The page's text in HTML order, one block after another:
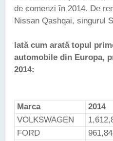
de comenzi în 2014. De
Nissan Qashqai, singurul
Iată cum arată topul
automobile din Europa,
2014:
Marca 2014
VOLKSWAGEN
FORD